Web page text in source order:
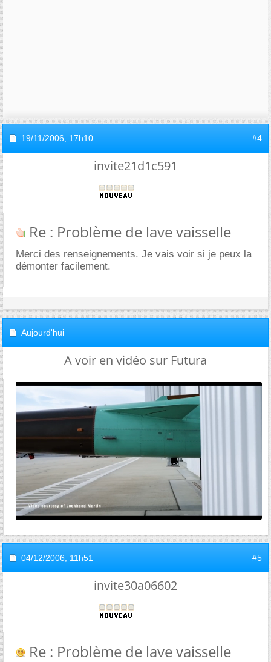
19/11/2006, 17h10 #4
invite21d1c591
Re : Problème de lave vaisselle
Merci des renseignements. Je vais voir si je peux la
démonter facilement.
Aujourd'hui
A voir en vidéo sur Futura
04/12/2006, 11h51 #5
invite30a06602
Re : Problème de lave vaisselle